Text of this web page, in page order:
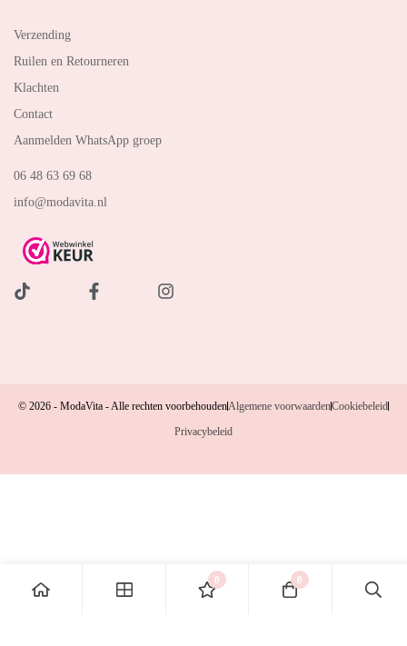
Verzending
Ruilen en Retourneren
Klachten
Contact
Aanmelden WhatsApp groep
06 48 63 69 68
info@modavita.nl
© 2026 - ModaVita - Alle rechten voorbehoudenAlgemene voorwaardenCookiebeleid
Privacybeleid
0 0